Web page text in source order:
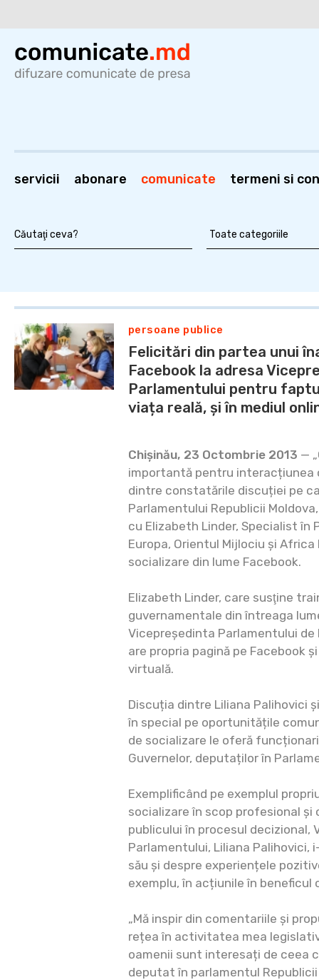
servicii abonare comunicate termeni si
persoane publice
Felicitări din partea unui
Facebook la adresa
Parlamentului pentru
viața reală, și în mediul
Chișinău, 23 Octombrie 2013 —
importantă pentru interacțiunea
dintre constatările discuției pe
Parlamentului Republicii
cu Elizabeth Linder, Specialist în
Europa, Orientul Mijlociu și
socializare din lume Facebook.
Elizabeth Linder, care susţine
guvernamentale din întreaga
Vicepreședinta Parlamentului
are propria pagină pe Facebook
virtuală.
Discuția dintre Liliana Palihovici
în special pe oportunitățile
de socializare le oferă
Guvernelor, deputaților în
Exemplificând pe exemplul
socializare în scop profesional și
publicului în procesul decizional,
Parlamentului, Liliana
său și despre experiențele
exemplu, în acțiunile în beneficul
„Mă inspir din comentariile și
rețea în activitatea mea
oamenii sunt interesați de ceea
deputat în parlamentul